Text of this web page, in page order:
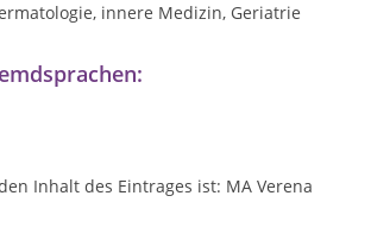
innere Medizin, Geriatrie
Inhalt des Eintrages ist: MA Verena